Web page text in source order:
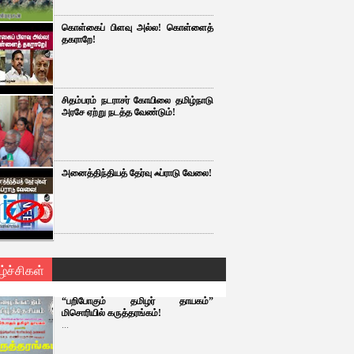
கொள்கைப் பிளவு அல்ல! கொள்ளைத்
தகராறே!
சிதம்பரம் நடராசர் கோயிலை தமிழ்நாடு
அரசே ஏற்று நடத்த வேண்டும்!
அனைத்திந்தியத் தேர்வு ஃப்ராடு வேலை!
“பறிபோகும் தமிழர் தாயகம்”
மிசொரியில் கருத்தரங்கம்!
...